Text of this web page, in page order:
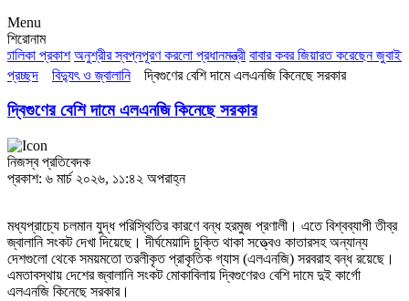
Menu
শিরোনাম
প্রকাশ অনুশ্রীর স্বপ্নপূরণ করলো প্রধানমন্ত্রী বাবার কবর জিয়ারত করেছেন জুবাইদা
প্রচ্ছদ
বিদ্যুৎ ও জ্বালানি দ্বিগুণের বেশি দামে এলএনজি কিনেছে সরকার
দ্বিগুণের বেশি দামে এলএনজি কিনেছে সরকার
নিজস্ব প্রতিবেদক
প্রকাশ: ৬ মার্চ ২০২৬, ১১:৪২ অপরাহ্ন
মধ্যপ্রাচ্যে চলমান যুদ্ধ পরিস্থিতির কারণে বন্ধ হরমুজ প্রণালী। এতে বিশ্বব্যাপী তীব্র
জ্বালানি সংকট দেখা দিয়েছে। দীর্ঘমেয়াদি চুক্তি থাকা সত্ত্বেও কাতারসহ অন্যান্য
দেশগুলো থেকে সময়মতো তরলীকৃত প্রাকৃতিক গ্যাস (এলএনজি) সরবরাহ বন্ধ রয়েছে।
এমতাবস্থায় দেশের জ্বালানি সংকট মোকাবিলায় দ্বিগুণেরও বেশি দামে দুই কার্গো
এলএনজি কিনেছে সরকার।